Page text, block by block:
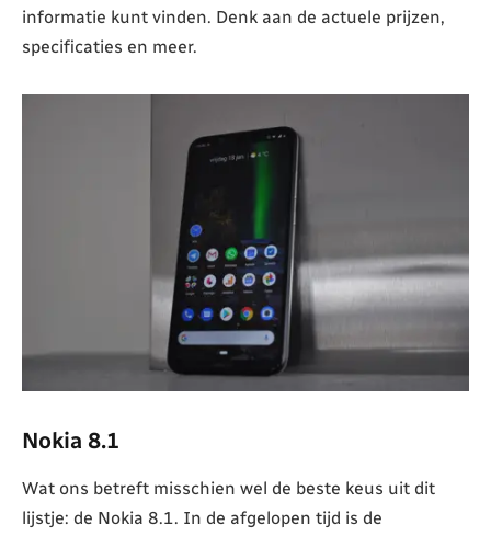
informatie kunt vinden. Denk aan de actuele prijzen,
specificaties en meer.
Nokia 8.1
Wat ons betreft misschien wel de beste keus uit dit
lijstje: de Nokia 8.1. In de afgelopen tijd is de